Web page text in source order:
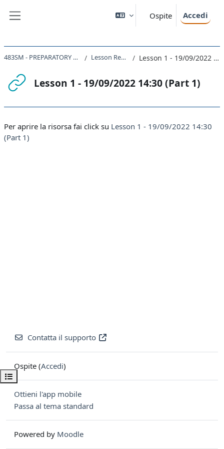
Ospite Accedi
Apri indice del corso
483SM - PREPARATORY COURSE 2022 Lesson Recordings Lesson 1 - 19/09/2022 14:30 (Part 1)
Lesson 1 - 19/09/2022 14:30 (Part 1)
Per aprire la risorsa fai click su Lesson 1 - 19/09/2022 14:30
(Part 1)
Contatta il supporto
Ospite (Accedi)
Ottieni l'app mobile
Passa al tema standard
Powered by Moodle